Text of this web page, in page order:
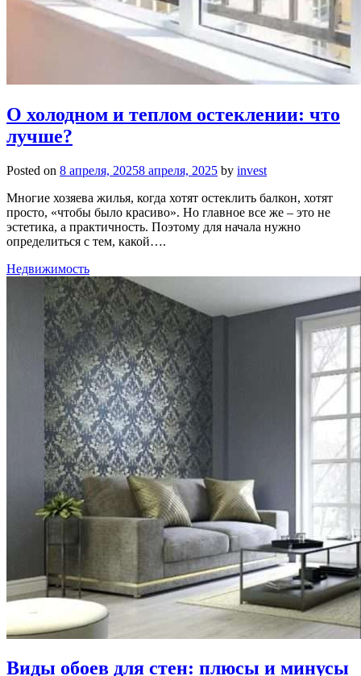
О холодном и теплом остеклении: что
лучше?
Posted on 8 апреля, 20258 апреля, 2025 by invest
Многие хозяева жилья, когда хотят остеклить балкон, хотят
просто, «чтобы было красиво». Но главное все же – это не
эстетика, а практичность. Поэтому для начала нужно
определиться с тем, какой….
Недвижимость
Виды обоев для стен: плюсы и минусы